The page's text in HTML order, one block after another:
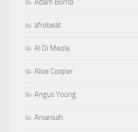
Adam Bomb
afrobeat
Al Di Meola
Alice Cooper
Angus Young
Aniansah